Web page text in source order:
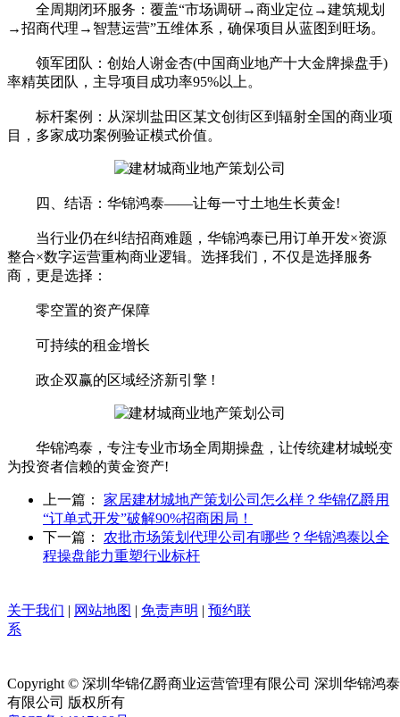
全周期闭环服务：覆盖“市场调研→商业定位→建筑规划
→招商代理→智慧运营”五维体系，确保项目从蓝图到旺场。
领军团队：创始人谢金杏(中国商业地产十大金牌操盘手)
率精英团队，主导项目成功率95%以上。
标杆案例：从深圳盐田区某文创街区到辐射全国的商业项
目，多家成功案例验证模式价值。
四、结语：华锦鸿泰——让每一寸土地生长黄金!
当行业仍在纠结招商难题，华锦鸿泰已用订单开发×资源
整合×数字运营重构商业逻辑。选择我们，不仅是选择服务
商，更是选择：
零空置的资产保障
可持续的租金增长
政企双赢的区域经济新引擎 !
华锦鸿泰，专注专业市场全周期操盘，让传统建材城蜕变
为投资者信赖的黄金资产!
上一篇： 家居建材城地产策划公司怎么样？华锦亿爵用
“订单式开发”破解90%招商困局！
下一篇： 农批市场策划代理公司有哪些？华锦鸿泰以全
程操盘能力重塑行业标杆
关于我们 | 网站地图 | 免责声明 | 预约联
系
Copyright © 深圳华锦亿爵商业运营管理有限公司 深圳华锦鸿
有限公司 版权所有